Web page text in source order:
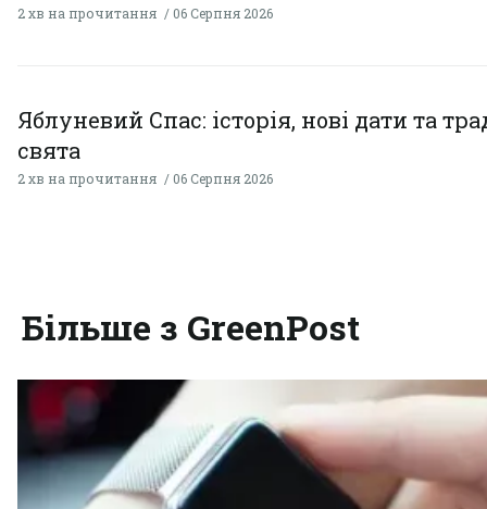
2 хв на прочитання 06 Серпня 2026
Яблуневий Спас: історія, нові дати та
свята
2 хв на прочитання 06 Серпня 2026
Більше з GreenPost